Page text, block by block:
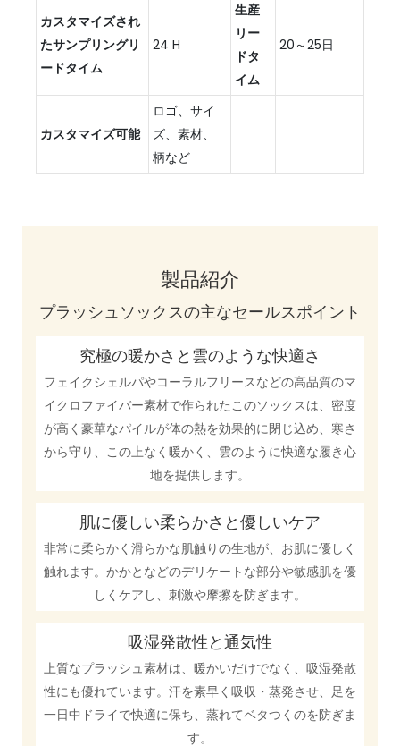
カスタマイズされ
たサンプリングリ
ードタイム
24 H
生産
リー
ドタ
イム
20～25日
カスタマイズ可能
ロゴ、サイ
ズ、素材、
柄など
製品紹介
プラッシュソックスの主なセールスポイント
究極の暖かさと雲のような快適さ
フェイクシェルパやコーラルフリースなどの高品質のマ
イクロファイバー素材で作られたこのソックスは、密度
が高く豪華なパイルが体の熱を効果的に閉じ込め、寒さ
から守り、この上なく暖かく、雲のように快適な履き心
地を提供します。
肌に優しい柔らかさと優しいケア
非常に柔らかく滑らかな肌触りの生地が、お肌に優しく
触れます。かかとなどのデリケートな部分や敏感肌を優
しくケアし、刺激や摩擦を防ぎます。
吸湿発散性と通気性
上質なプラッシュ素材は、暖かいだけでなく、吸湿発散
性にも優れています。汗を素早く吸収・蒸発させ、足を
一日中ドライで快適に保ち、蒸れてベタつくのを防ぎま
す。